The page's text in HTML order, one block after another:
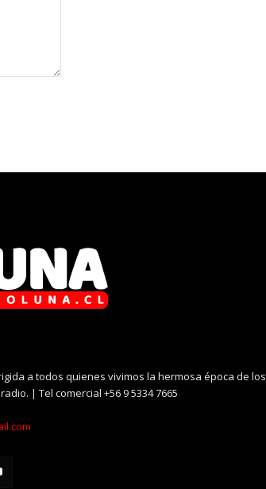
a todos quienes vivimos la hermosa época de los
| Tel comercial +56 9 5334 7665